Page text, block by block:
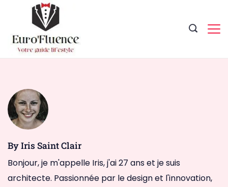
content
By Iris Saint Clair
Bonjour, je m'appelle Iris, j'ai 27 ans et je suis
architecte. Passionnée par le design et l'innovation,